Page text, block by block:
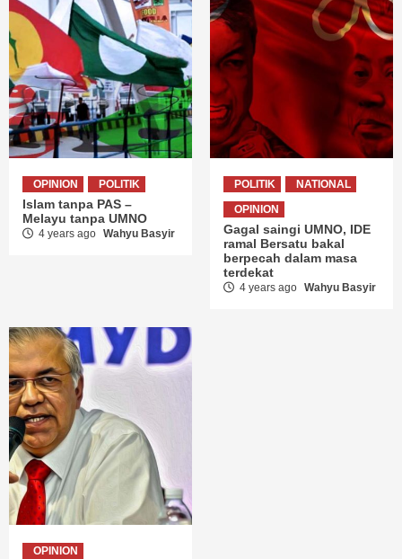
OPINION POLITIK
Islam tanpa PAS –
Melayu tanpa UMNO
4 years ago Wahyu Basyir
POLITIK
NATIONAL
OPINION
Gagal saingi UMNO, IDE
ramal Bersatu bakal
berpecah dalam masa
terdekat
4 years ago Wahyu Basyir
OPINION